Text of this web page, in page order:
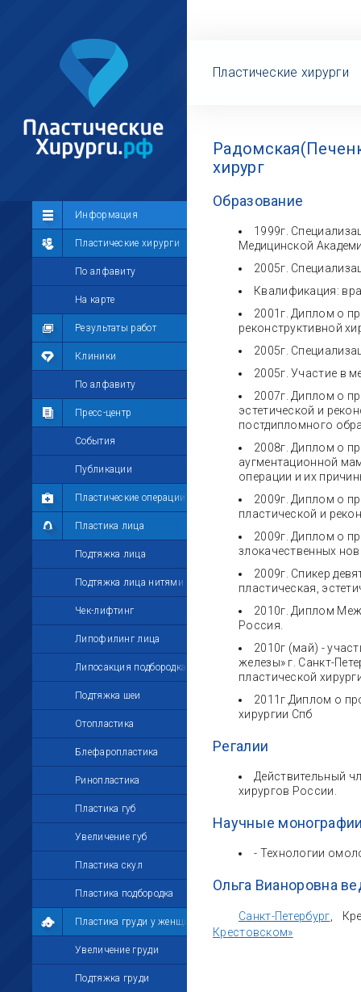
Информация
Пластические хирурги
По алфавиту
На карте
Результаты работ
Клиники
По алфавиту
Пресс-центр
События
Публикации
Пластические операции
Пластика лица
Подтяжка лица
Подтяжка лица нитями
Чек-лифтинг
Липофилинг лица
Липосакция подбородка
Подтяжка шеи
Отопластика
Блефаропластика
Ринопластика
Пластика губ
Увеличение губ
Пластика скул
Пластика подбородка
Пластика груди у женщин
Увеличение груди
Подтяжка груди
Сообщество
Лента
Участники
Мой профиль
Мои сообщения
Мои фотографии
Мои комментарии
Мои друзья
Моё избранное
Мои настройки
Пластические хирурги
хирург
Образование
1999г.
Медицинской
2005г.
Квалификация:
2001г. Диплом о
реконструктивной
2005г.
2005г. Участие в
2007г. Диплом о
эстетической и
постдипломного
2008г. Диплом о
аугментационной
операции и их
2009г. Диплом о
пластической и
2009г. Диплом о
злокачественных
2009г. Спикер
пластическая,
2010г. Диплом
Россия.
2010г (май) -
железы» г. Санкт-
пластической
2011г.Диплом о
хирургии Спб
Регалии
Действительный
хирургов России.
Научные
- Технологии
Ольга Вианоровна
Санкт-Петербург ,
Крестовском»